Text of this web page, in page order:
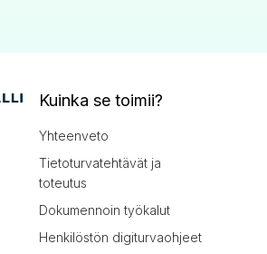
Kuinka se toimii?
Yhteenveto
Tietoturvatehtävät ja
toteutus
Dokumennoin työkalut
Henkilöstön digiturvaohjeet